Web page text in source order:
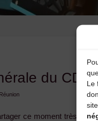
Le
du
Réunion
ce moment très